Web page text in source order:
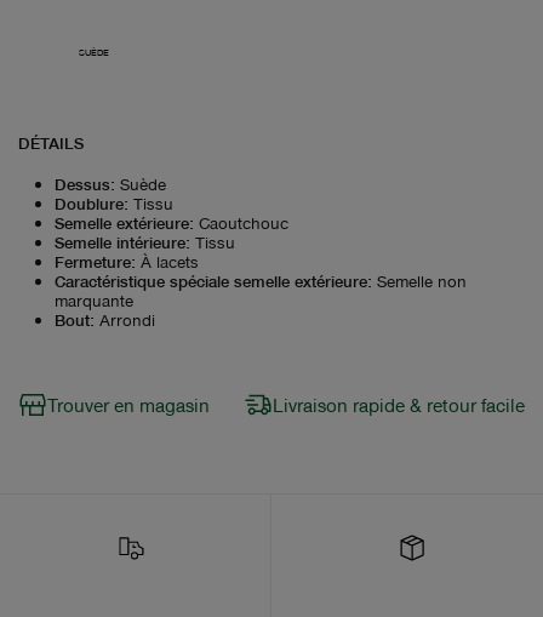
SUÈDE
DÉTAILS
Dessus: Suède
Doublure: Tissu
Semelle extérieure: Caoutchouc
Semelle intérieure: Tissu
Fermeture: À lacets
Caractéristique spéciale semelle extérieure: Semelle non
marquante
Bout: Arrondi
Trouver en magasin Livraison rapide & retour facile